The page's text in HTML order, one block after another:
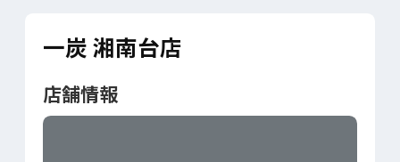
一炭 湘南台店
店舗情報